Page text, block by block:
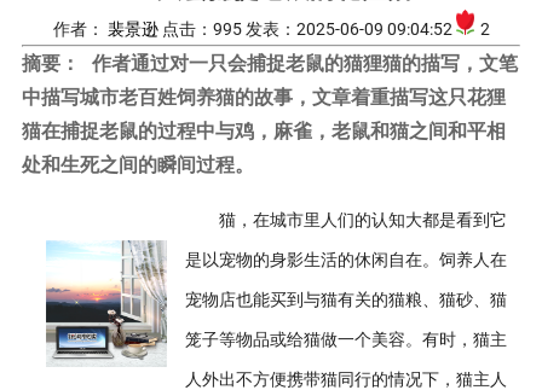
作者： 裴景逊 点击：995 发表：2025-06-09 09:04:52 2
摘要：
作者通过对一只会捕捉老鼠的猫狸猫的描写，文笔
中描写城市老百姓饲养猫的故事，文章着重描写这只花狸
猫在捕捉老鼠的过程中与鸡，麻雀，老鼠和猫之间和平相
处和生死之间的瞬间过程。
猫，在城市里人们的认知大都是看到它
是以宠物的身影生活的休闲自在。饲养人在
宠物店也能买到与猫有关的猫粮、猫砂、猫
笼子等物品或给猫做一个美容。有时，猫主
人外出不方便携带猫同行的情况下，猫主人